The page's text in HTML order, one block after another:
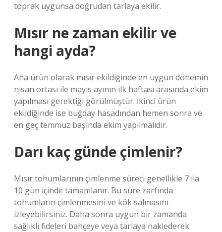
toprak uygunsa doğrudan tarlaya ekilir.
Mısır ne zaman ekilir ve
hangi ayda?
Ana ürün olarak mısır ekildiğinde en uygun dönemin
nisan ortası ile mayıs ayının ilk haftası arasında ekim
yapılması gerektiği görülmüştür. İkinci ürün
ekildiğinde ise buğday hasadından hemen sonra ve
en geç temmuz başında ekim yapılmalıdır.
Darı kaç günde çimlenir?
Mısır tohumlarının çimlenme süreci genellikle 7 ila
10 gün içinde tamamlanır. Bu süre zarfında
tohumların çimlenmesini ve kök salmasını
izleyebilirsiniz. Daha sonra uygun bir zamanda
sağlıklı fideleri bahçeye veya tarlaya naklederek